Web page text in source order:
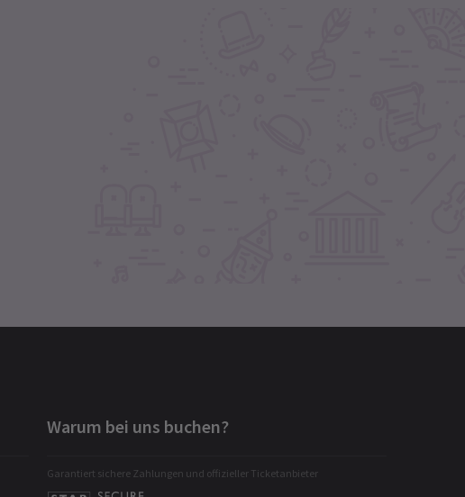
Warum bei uns buchen?
Garantiert sichere Zahlungen und offizieller Ticketanbieter